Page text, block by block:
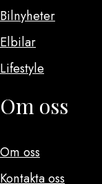
Bilnyheter
Elbilar
Lifestyle
Om oss
Om oss
Kontakta oss